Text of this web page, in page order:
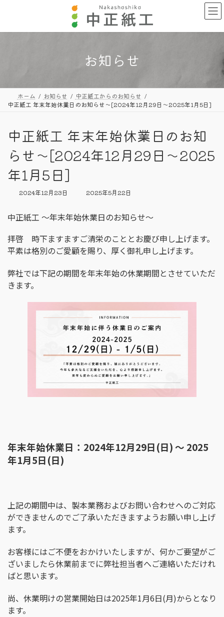
ン
ー
お知らせ
ホーム お知らせ
中正紙工からのお知らせ
中正紙工 年末年始休業日のお知らせ～[2024年12月29日～2025年1月5日]
中正紙工 年末年始休業日のお知
らせ～[2024年12月29日～2025
年1月5日]
2024年12月23日
最
新
時
2025年5月22日
中正紙工 ～年末年始休業日のお知らせ～
拝啓 時下ますますご清栄のこととお慶び申し上げます。
平素は格別のご愛顧を賜り、厚く御礼申し上げます。
弊社では下記の期間を年末年始の休業期間とさせていただ
きます。
年末年始休業日：2024年12月29日(日) ～ 2025
年1月5日(日)
上記の期間中は、製本業務およびお問い合わせへのご対応
ができませんのでご了承いただきますようお願い申し上げ
ます。
お客様にはご不便をおかけいたしますが、何かご要望がご
ざいましたら休業前までに弊社担当者へご連絡いただけれ
ばと思います。
尚、休業明けの営業開始日は2025年1月6日(月)からとなり
ます。